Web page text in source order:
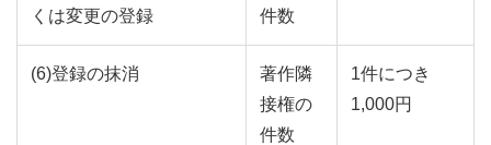
くは変更の登録
件数
(6)登録の抹消
著作隣
接権の
件数
1件につき
1,000円